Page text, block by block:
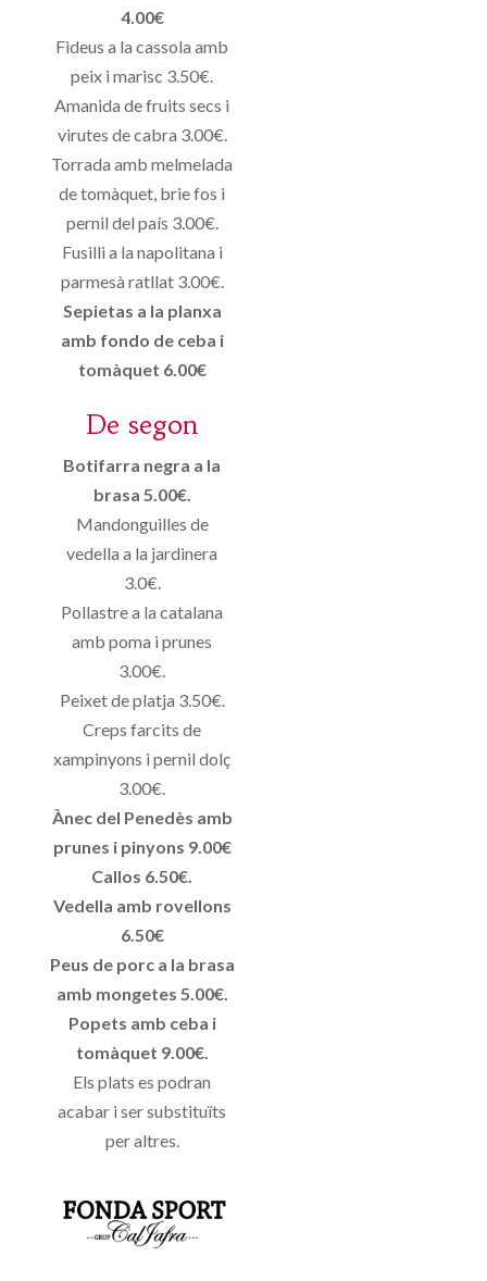
4.00€
Fideus a la cassola amb
peix i marisc 3.50€.
Amanida de fruits secs i
virutes de cabra 3.00€.
Torrada amb melmelada
de tomàquet, brie fos i
pernil del país 3.00€.
Fusilli a la napolitana i
parmesà ratllat 3.00€.
Sepietas a la planxa
amb fondo de ceba i
tomàquet 6.00€
De segon
Botifarra negra a la
brasa 5.00€.
Mandonguilles de
vedella a la jardinera
3.0€.
Pollastre a la catalana
amb poma i prunes
3.00€.
Peixet de platja 3.50€.
Creps farcits de
xampinyons i pernil dolç
3.00€.
Ànec del Penedès amb
prunes i pinyons 9.00€
Callos 6.50€.
Vedella amb rovellons
6.50€
Peus de porc a la brasa
amb mongetes 5.00€.
Popets amb ceba i
tomàquet 9.00€.
Els plats es podran
acabar i ser substituïts
per altres.